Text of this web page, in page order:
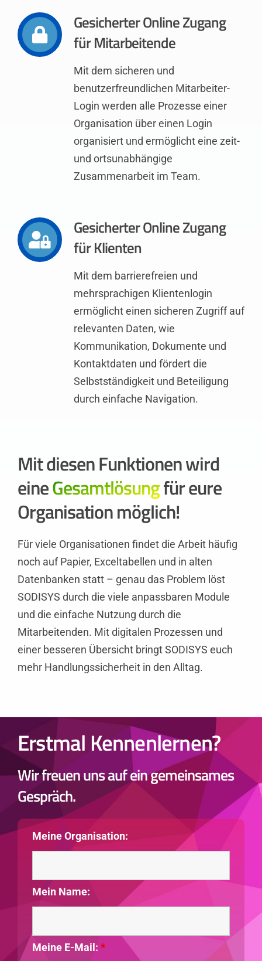
Gesicherter Online Zugang
für Mitarbeitende
Mit dem sicheren und
benutzerfreundlichen Mitarbeiter-
Login werden alle Prozesse einer
Organisation über einen Login
organisiert und ermöglicht eine zeit-
und ortsunabhängige
Zusammenarbeit im Team.
Gesicherter Online Zugang
für Klienten
Mit dem barrierefreien und
mehrsprachigen Klientenlogin
ermöglicht einen sicheren Zugriff auf
relevanten Daten, wie
Kommunikation, Dokumente und
Kontaktdaten und fördert die
Selbstständigkeit und Beteiligung
durch einfache Navigation.
Mit diesen Funktionen wird
eineGesamtlösungfür eure
Organisation möglich!
Für viele Organisationen findet die Arbeit häufig
noch auf Papier, Exceltabellen und in alten
Datenbanken statt – genau das Problem löst
SODISYS durch die viele anpassbaren Module
und die einfache Nutzung durch die
Mitarbeitenden. Mit digitalen Prozessen und
einer besseren Übersicht bringt SODISYS euch
mehr Handlungssicherheit in den Alltag.
Erstmal Kennenlernen?
Wir freuen uns auf ein gemeinsames
Gespräch.
Meine Organisation:
Mein Name:
Meine E-Mail: *